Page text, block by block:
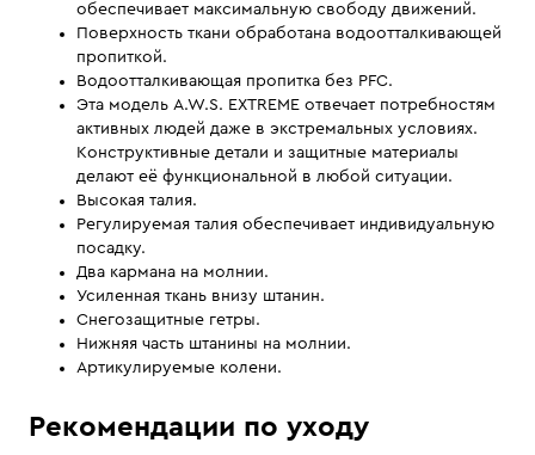
обеспечивает максимальную свободу движений.
Поверхность ткани обработана водоотталкивающей
пропиткой.
Водоотталкивающая пропитка без PFC.
Эта модель A.W.S. EXTREME отвечает потребностям
активных людей даже в экстремальных условиях.
Конструктивные детали и защитные материалы
делают её функциональной в любой ситуации.
Высокая талия.
Регулируемая талия обеспечивает индивидуальную
посадку.
Два кармана на молнии.
Усиленная ткань внизу штанин.
Снегозащитные гетры.
Нижняя часть штанины на молнии.
Артикулируемые колени.
Рекомендации по уходу